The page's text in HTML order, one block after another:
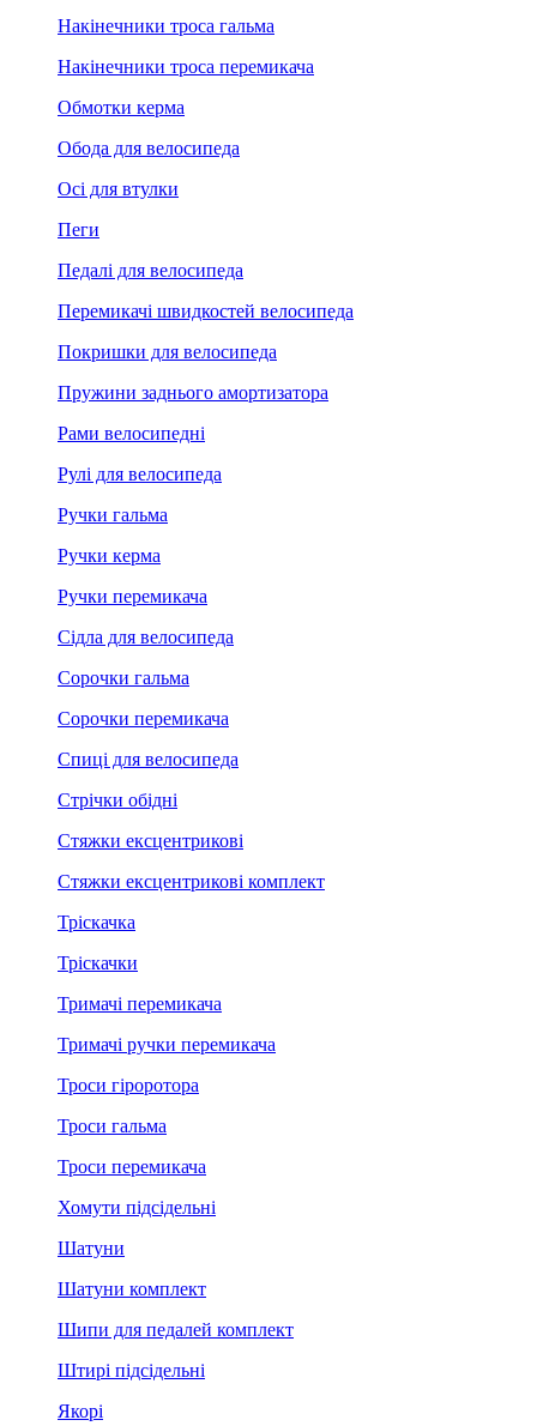
Накінечники троса гальма
Накінечники троса перемикача
Обмотки керма
Обода для велосипеда
Осі для втулки
Пеги
Педалі для велосипеда
Перемикачі швидкостей велосипеда
Покришки для велосипеда
Пружини заднього амортизатора
Рами велосипедні
Рулі для велосипеда
Ручки гальма
Ручки керма
Ручки перемикача
Сідла для велосипеда
Сорочки гальма
Сорочки перемикача
Спиці для велосипеда
Стрічки обідні
Стяжки ексцентрикові
Стяжки ексцентрикові комплект
Тріскачка
Тріскачки
Тримачі перемикача
Тримачі ручки перемикача
Троси гіроротора
Троси гальма
Троси перемикача
Хомути підсідельні
Шатуни
Шатуни комплект
Шипи для педалей комплект
Штирі підсідельні
Якорі